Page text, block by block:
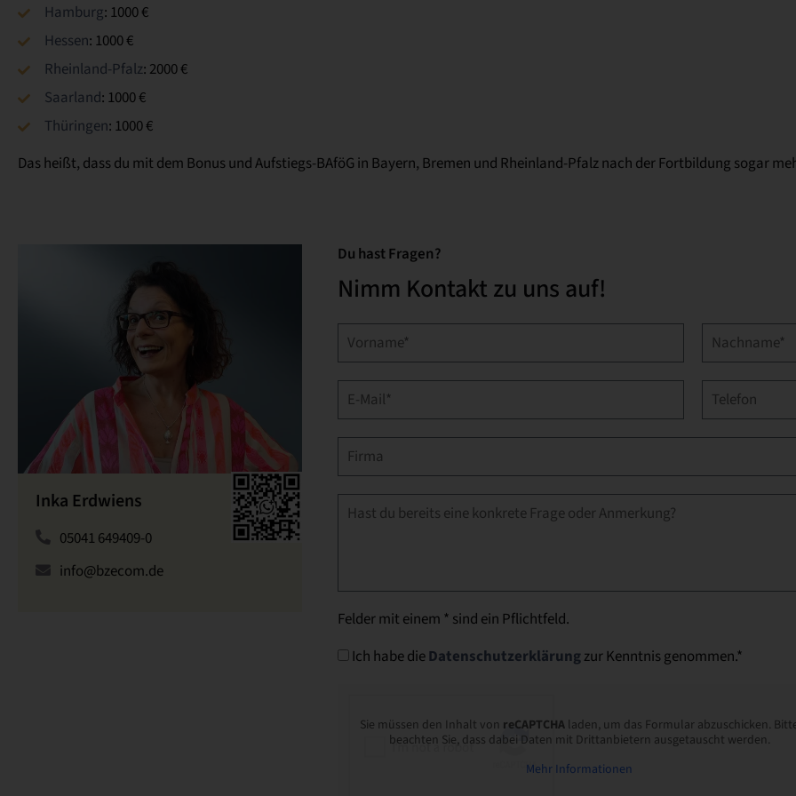
Hamburg: 1000 €
Hessen: 1000 €
Rheinland-Pfalz: 2000 €
Saarland: 1000 €
Thüringen: 1000 €
Das heißt, dass du mit dem Bonus und Aufstiegs-BAföG in Bayern, Bremen und Rheinland-Pfalz nach der Fortbildung sogar
Inka Erdwiens
05041 649409-0
info@bzecom.de
Du hast Fragen?
Nimm Kontakt zu uns auf!
Felder mit einem * sind ein Pflichtfeld.
Ich habe dieDatenschutzerklärungzur Kenntnis genommen.*
Sie müssen den Inhalt von reCAPTCHA laden, um das Formular abzuschicken.
beachten Sie, dass dabei Daten mit Drittanbietern ausgetauscht werden.
Mehr Informationen